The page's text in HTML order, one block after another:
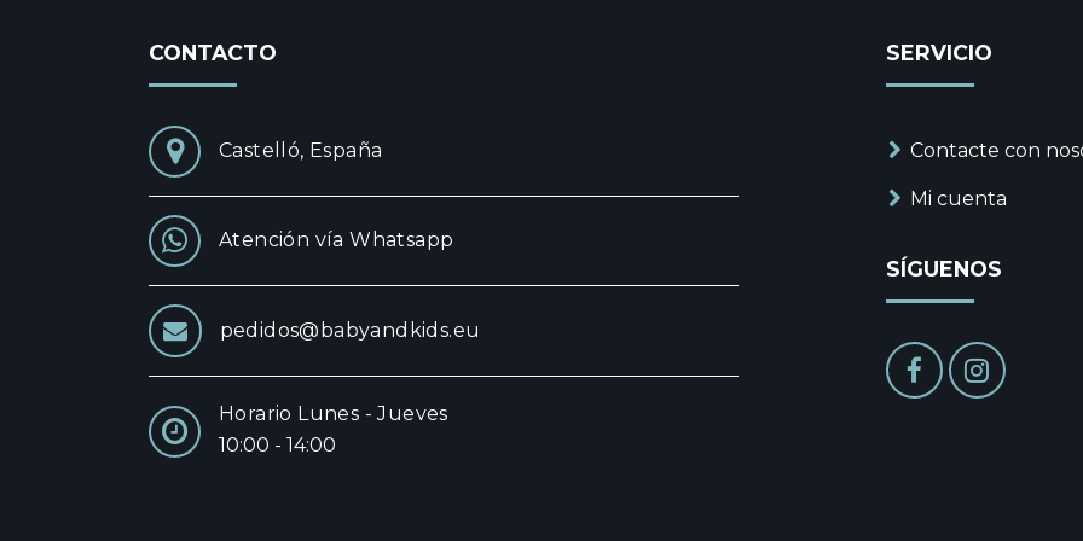
CONTACTO
Castelló, España
Atención vía Whatsapp
pedidos@babyandkids.eu
Horario Lunes - Jueves
10:00 - 14:00
SERVICIO
Contacte con
Mi cuenta
SÍGUENOS